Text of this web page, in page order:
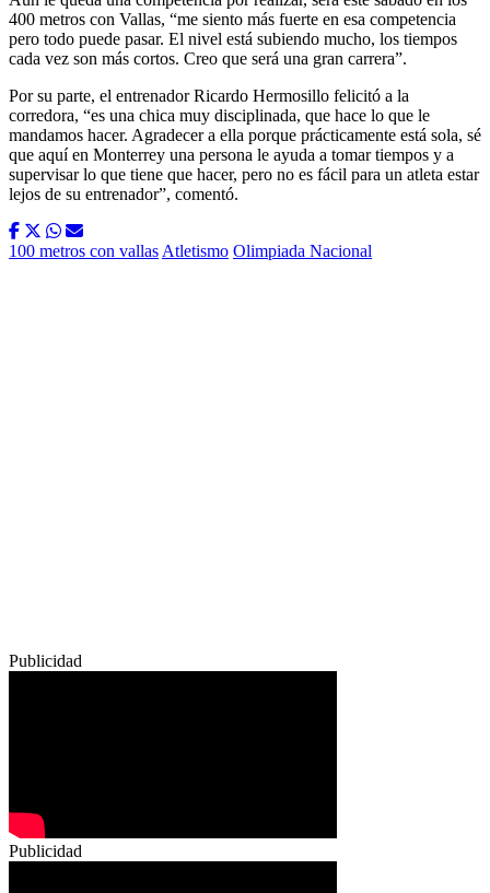
400 metros con Vallas, “me siento más fuerte en esa competencia
pero todo puede pasar. El nivel está subiendo mucho, los tiempos
cada vez son más cortos. Creo que será una gran carrera”.
Por su parte, el entrenador Ricardo Hermosillo felicitó a la
corredora, “es una chica muy disciplinada, que hace lo que le
mandamos hacer. Agradecer a ella porque prácticamente está sola, sé
que aquí en Monterrey una persona le ayuda a tomar tiempos y a
supervisar lo que tiene que hacer, pero no es fácil para un atleta estar
lejos de su entrenador”, comentó.
100 metros con vallas Atletismo Olimpiada Nacional
Publicidad
Publicidad